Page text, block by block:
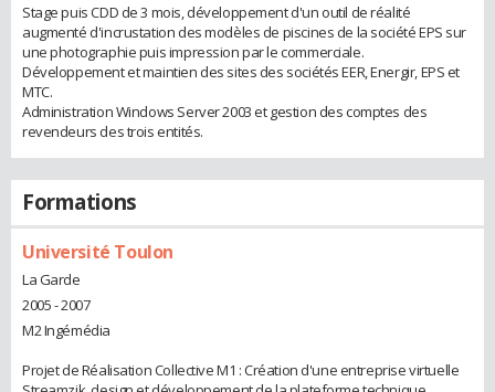
Stage puis CDD de 3 mois, développement d'un outil de réalité
augmenté d'incrustation des modèles de piscines de la société EPS sur
une photographie puis impression par le commerciale.
Développement et maintien des sites des sociétés EER, Energir, EPS et
MTC.
Administration Windows Server 2003 et gestion des comptes des
revendeurs des trois entités.
Formations
Université Toulon
La Garde
2005 - 2007
M2 Ingémédia
Projet de Réalisation Collective M1 : Création d'une entreprise virtuelle